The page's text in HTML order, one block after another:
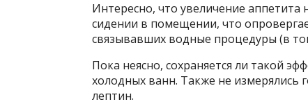
Интересно, что увеличение
сидении в помещении, что
связывавших водные процедуры (в
Пока неясно, сохраняется ли такой
холодных ванн. Также не измерялись
лептин.